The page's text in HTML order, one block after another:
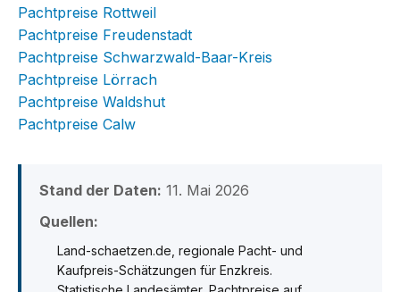
Pachtpreise Rottweil
Pachtpreise Freudenstadt
Pachtpreise Schwarzwald-Baar-Kreis
Pachtpreise Lörrach
Pachtpreise Waldshut
Pachtpreise Calw
Stand der Daten: 11. Mai 2026
Quellen:
Land-schaetzen.de, regionale Pacht- und
Kaufpreis-Schätzungen für Enzkreis.